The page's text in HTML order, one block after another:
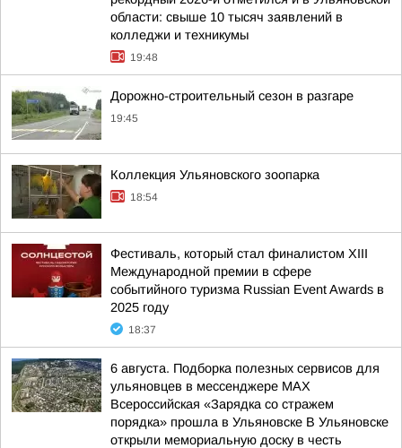
области: свыше 10 тысяч заявлений в
колледжи и техникумы
19:48
Дорожно-строительный сезон в разгаре
19:45
Коллекция Ульяновского зоопарка
18:54
Фестиваль, который стал финалистом ХIII
Международной премии в сфере
событийного туризма Russian Event Awards в
2025 году
18:37
6 августа. Подборка полезных сервисов для
ульяновцев в мессенджере MAX
Всероссийская «Зарядка со стражем
порядка» прошла в Ульяновске В Ульяновске
открыли мемориальную доску в честь